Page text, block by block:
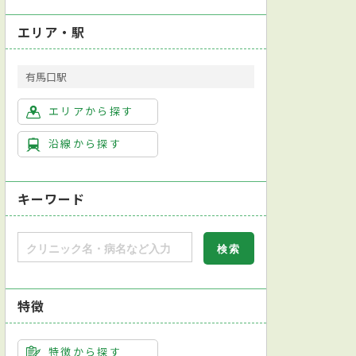
エリア・駅
有馬口駅
エリアから探す
沿線から探す
キーワード
特徴
特徴から探す